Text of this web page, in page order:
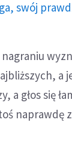
swój
a
a głos się
naprawdę